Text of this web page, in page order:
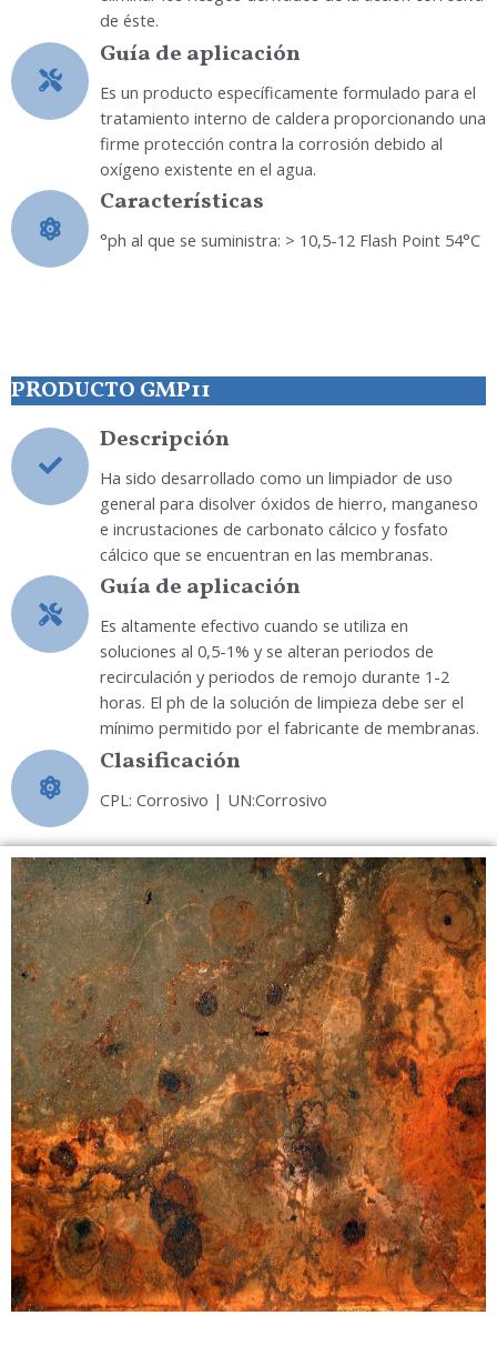
de éste.
Guía de aplicación
Es un producto específicamente formulado para el
tratamiento interno de caldera proporcionando una
firme protección contra la corrosión debido al
oxígeno existente en el agua.
Características
°ph al que se suministra: > 10,5-12 Flash Point 54°C
PRODUCTO GMP11
Descripción
Ha sido desarrollado como un limpiador de uso
general para disolver óxidos de hierro, manganeso
e incrustaciones de carbonato cálcico y fosfato
cálcico que se encuentran en las membranas.
Guía de aplicación
Es altamente efectivo cuando se utiliza en
soluciones al 0,5-1% y se alteran periodos de
recirculación y periodos de remojo durante 1-2
horas. El ph de la solución de limpieza debe ser el
mínimo permitido por el fabricante de membranas.
Clasificación
CPL: Corrosivo | UN:Corrosivo